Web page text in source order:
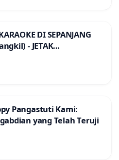
DI SEPANJANG
- JETAK
Pangastuti Kami:
yang Telah Teruji